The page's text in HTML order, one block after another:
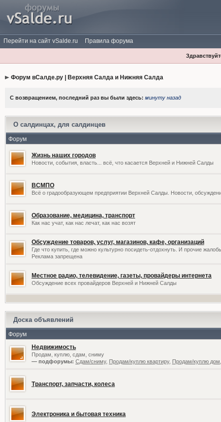
Перейти на сайт vSalde.ru Правила форума
Форум вСалде.ру | Верхняя Салда и Нижняя Салда
С возвращением, последний раз вы были здесь: минуту назад
О салдинцах, для салдинцев
Форум
Жизнь наших городов
Новости, события, власть... всё, что касается Верхней и Нижней Салды
ВСМПО
Всё о градообразующем предприятии Верхней Салды. Новости,
Образование, медицина, транспорт
Как нас учат, как нас лечат, как нас возят
Обсуждение товаров, услуг, магазинов, кафе, организаций
Где что купить, где можно культурно посидеть-отдохнуть. И прочие
Реклама запрещена
Местное радио, телевидение, газеты, провайдеры интернета
Обсуждение всех провайдеров Верхней и Нижней Салды
Доска объявлений
Форум
Недвижимость
Продам, куплю, сдам, сниму
— подфорумы: Сдам/сниму, Продам/куплю квартиру, Продам/куплю
Транспорт, запчасти, колеса
Электроника и бытовая техника